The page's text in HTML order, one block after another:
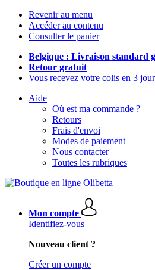
Revenir au menu
Accéder au contenu
Consulter le panier
Belgique : Livraison standard
Retour gratuit
Vous recevez votre colis en 3
Aide
Où est ma commande ?
Retours
Frais d'envoi
Modes de paiement
Nous contacter
Toutes les rubriques
Mon compte
Identifiez-vous
Nouveau client ?
Créer un compte